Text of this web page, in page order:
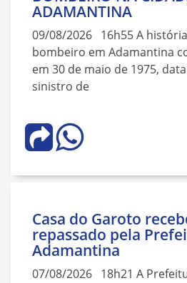
ADAMANTINA
09/08/2026 16h55 A
bombeiro em Adamantina
em 30 de maio de 1975,
sinistro de
Casa do Garoto
repassado pela
Adamantina
07/08/2026 18h21 A